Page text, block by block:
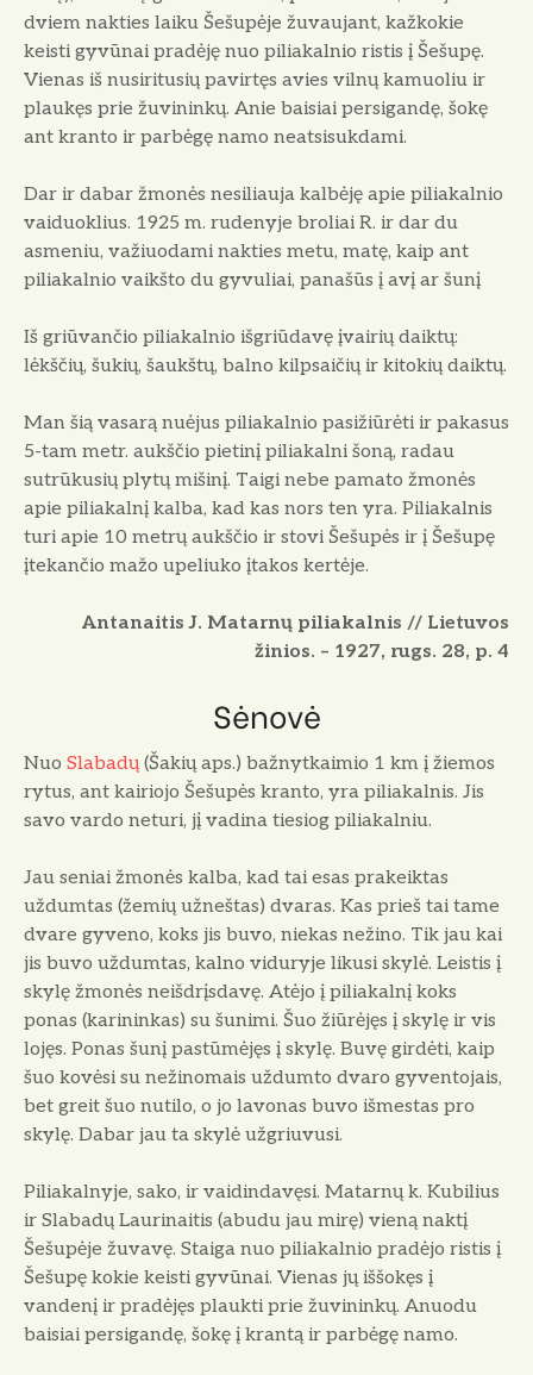
dviem nakties laiku Šešupėje žu­vaujant, kažkokie
keisti gyvūnai pradėję nuo piliakalnio ristis į Šešupę.
Vienas iš nusiritusių pavirtęs avies vilnų kamuoliu ir
plaukęs prie žuvininkų. Anie bai­siai persigandę, šokę
ant kranto ir parbėgę namo neatsisukdami.
Dar ir dabar žmonės nesi­liauja kalbėję apie piliakalnio
vai­duoklius. 1925 m. rudenyje bro­liai R. ir dar du
asmeniu, va­žiuodami nakties metu, matę, kaip ant
piliakalnio vaikšto du gyvuliai, panašūs į avį ar šunį
Iš griūvančio piliakalnio išgriūdavę įvairių daiktų:
lėkščių, šukių, šaukštų, balno kilpsaičių ir kitokių daiktų.
Man šią vasarą nuėjus piliakalnio pasižiūrėti ir pakasus
5-tam metr. aukščio pietinį piliakalni šoną, radau
sutrūkusių plytų mišinį. Taigi nebe pamato žmonės
apie piliakalnį kalba, kad kas nors ten yra. Piliakalnis
turi apie 10 metrų aukščio ir stovi Šešupės ir į Šešupę
įtekančio mažo upeliuko įtakos kertėje.
Antanaitis J. Matarnų piliakalnis // Lietuvos
žinios. – 1927, rugs. 28, p. 4
Sėnovė
Nuo Slabadų (Šakių aps.) bažnytkaimio 1 km į žiemos
rytus, ant kairiojo Šešupės kranto, yra piliakalnis. Jis
savo vardo neturi, jį vadina tiesiog piliakalniu.
Jau seniai žmonės kalba, kad tai esas prakeiktas
uždumtas (žemių užneštas) dvaras. Kas prieš tai tame
dvare gyveno, koks jis buvo, niekas nežino. Tik jau kai
jis buvo uždumtas, kalno viduryje likusi skylė. Leistis į
skylę žmonės neišdrįsdavę. Atėjo į piliakalnį koks
ponas (karininkas) su šunimi. Šuo žiūrėjęs į skylę ir vis
lojęs. Ponas šunį pastūmėjęs į skylę. Buvę girdėti, kaip
šuo kovėsi su nežinomais uždumto dvaro gyventojais,
bet greit šuo nutilo, o jo lavonas buvo išmestas pro
skylę. Dabar jau ta skylė užgriuvusi.
Piliakalnyje, sako, ir vaidindavęsi. Matarnų k. Kubilius
ir Slabadų Laurinaitis (abudu jau mirę) vieną naktį
Šešupėje žuvavę. Staiga nuo piliakalnio pradėjo ristis į
Šešupę kokie keisti gyvūnai. Vienas jų iššokęs į
vandenį ir pradėjęs plaukti prie žuvininkų. Anuodu
baisiai persigandę, šokę į krantą ir parbėgę namo.